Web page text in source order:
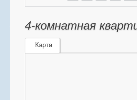
4-комнатная
Карта